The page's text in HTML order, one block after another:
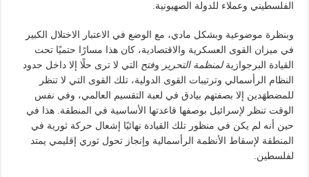
الفلسطيني وعملاء للدولة الصهيونية.
وبنظرة موضوعية وبشكل مادي، مع الوضع في الاعتبار الاختلال الكبير
في ميزان القوى العسكرية والاقتصادية، كان هذا مسارًا حتميًا تحت
القيادة البرجوازيةلمنظمة التحرير وفتح التي لا ترى حلًا إلا داخل حدود
النظام الرأسمالي وترتيبات القوى الدولية، تلك القوى التي لا تنظر
للمضطهَدين إلا بصفتهم بيادق في لعبة التقسيم العالمي، وفي نفس
الوقت تنظر لإسرائيل بوصفها قاعدتها الأساسية في المنطقة. هذا في
حين أنه لم يكن في منظور تلك القيادة نهائيًا إشعال حركة ثورية في
المنطقة لإسقاط الأنظمة الرأسمالية وإنجاز تحول ثوري إقليمي يمتد
لفلسطين.